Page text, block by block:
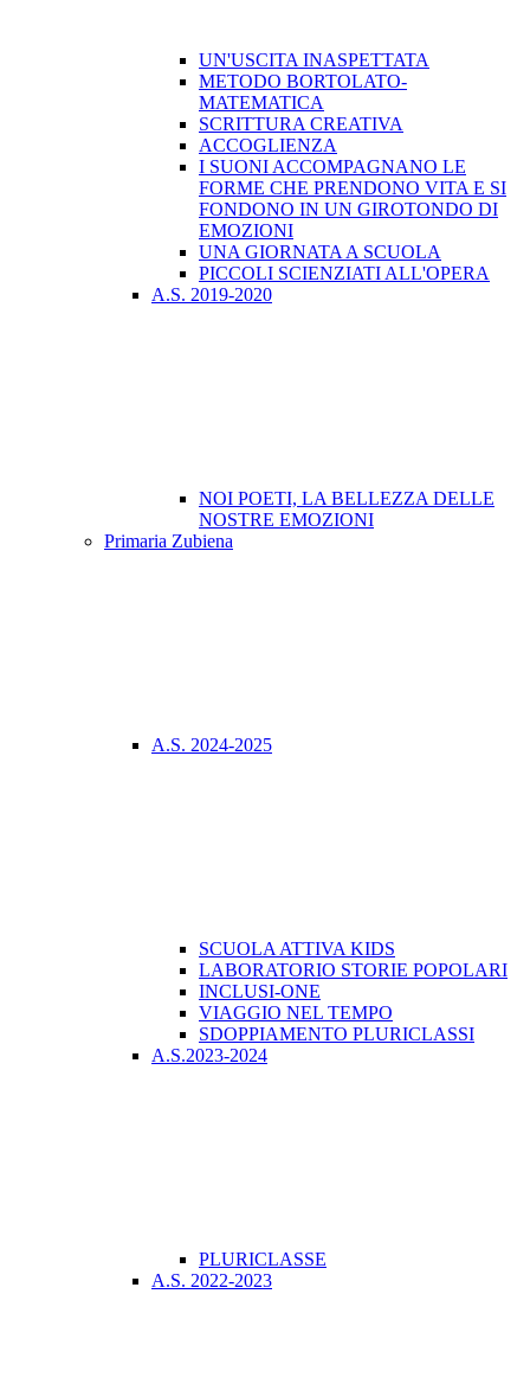
UN'USCITA INASPETTATA
METODO BORTOLATO-
MATEMATICA
SCRITTURA CREATIVA
ACCOGLIENZA
I SUONI ACCOMPAGNANO LE
FORME CHE PRENDONO VITA E SI
FONDONO IN UN GIROTONDO DI
EMOZIONI
UNA GIORNATA A SCUOLA
PICCOLI SCIENZIATI ALL'OPERA
A.S. 2019-2020
NOI POETI, LA BELLEZZA DELLE
NOSTRE EMOZIONI
Primaria Zubiena
A.S. 2024-2025
SCUOLA ATTIVA KIDS
LABORATORIO STORIE POPOLARI
INCLUSI-ONE
VIAGGIO NEL TEMPO
SDOPPIAMENTO PLURICLASSI
A.S.2023-2024
PLURICLASSE
A.S. 2022-2023